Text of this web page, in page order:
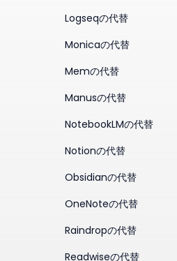
Logseqの代替
Monicaの代替
Memの代替
Manusの代替
NotebookLMの代替
Notionの代替
Obsidianの代替
OneNoteの代替
Raindropの代替
Readwiseの代替